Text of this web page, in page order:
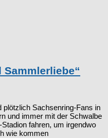
plötzlich Sachsenring-Fans in
und immer mit der Schwalbe
fahren, um irgendwo
wie kommen